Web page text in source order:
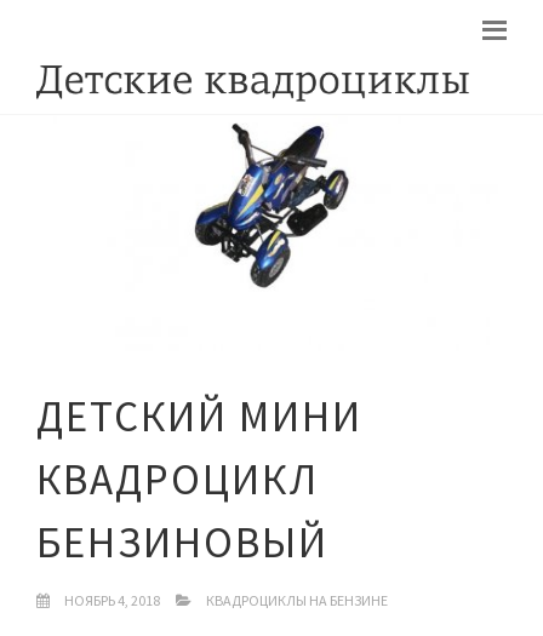
ДЕТСКИЙ МИНИ
КВАДРОЦИКЛ
БЕНЗИНОВЫЙ
НОЯБРЬ 4, 2018 КВАДРОЦИКЛЫ НА БЕНЗИНЕ